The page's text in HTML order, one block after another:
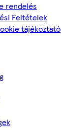
rendelés
Feltételek
tájékoztató